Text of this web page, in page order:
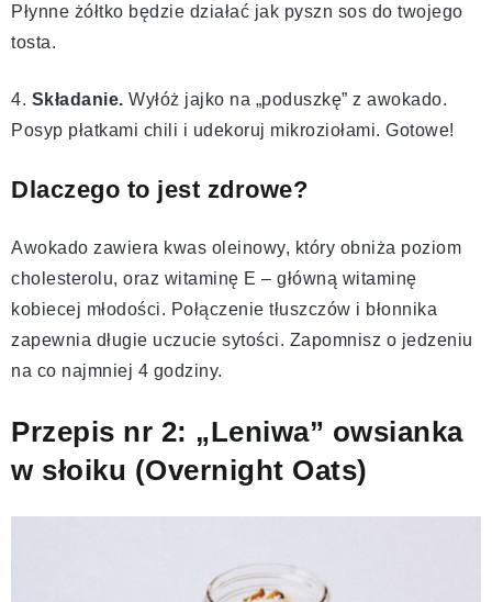
Płynne żółtko będzie działać jak pyszn sos do twojego
tosta.
4. Składanie. Wyłóż jajko na „poduszkę” z awokado.
Posyp płatkami chili i udekoruj mikroziołami. Gotowe!
Dlaczego to jest zdrowe?
Awokado zawiera kwas oleinowy, który obniża poziom
cholesterolu, oraz witaminę E – główną witaminę
kobiecej młodości. Połączenie tłuszczów i błonnika
zapewnia długie uczucie sytości. Zapomnisz o jedzeniu
na co najmniej 4 godziny.
Przepis nr 2: „Leniwa” owsianka
w słoiku (Overnight Oats)